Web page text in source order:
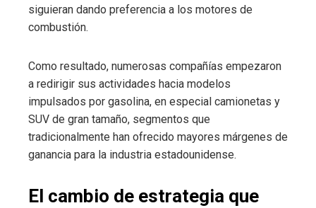
siguieran dando preferencia a los motores de
combustión.
Como resultado, numerosas compañías empezaron
a redirigir sus actividades hacia modelos
impulsados por gasolina, en especial camionetas y
SUV de gran tamaño, segmentos que
tradicionalmente han ofrecido mayores márgenes de
ganancia para la industria estadounidense.
El cambio de estrategia que